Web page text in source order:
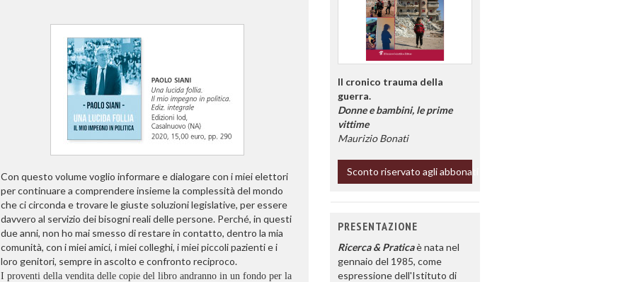
Con questo volume voglio informare e dialogare con i miei elettori
per continuare a comprendere insieme la complessità del mondo
che ci circonda e trovare le giuste soluzioni legislative, per essere
davvero al servizio dei bisogni reali delle persone. Perché, in questi
due anni, non ho mai smesso di restare in contatto, dentro la mia
comunità, con i miei amici, i miei colleghi, i miei piccoli pazienti e i
loro genitori, sempre in ascolto e confronto reciproco.
I proventi della vendita delle copie del libro andranno in un fondo per la
Il cronico trauma della
guerra.
Donne e bambini, le prime
vittime
Maurizio Bonati
Sconto riservato agli abbonati
PRESENTAZIONE
Ricerca & Praticaè nata nel
gennaio del 1985, come
espressione dell'Istituto di